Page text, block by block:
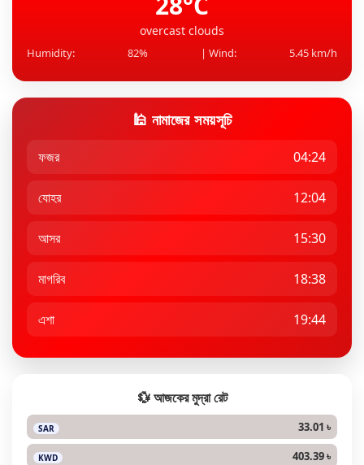
overcast clouds
Humidity: 82% | Wind: 5.45 km/h
🕌 নামাজের সময়সূচি
ফজর 04:24
যোহর 12:04
আসর 15:30
মাগরিব 18:38
এশা 19:44
💱 আজকের মুদ্রা রেট
SAR 33.01 ৳
KWD 403.39 ৳